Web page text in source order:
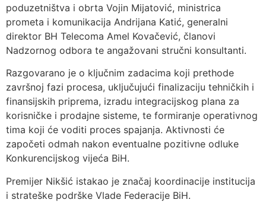
poduzetništva i obrta Vojin Mijatović, ministrica
prometa i komunikacija Andrijana Katić, generalni
direktor BH Telecoma Amel Kovačević, članovi
Nadzornog odbora te angažovani stručni konsultanti.
Razgovarano je o ključnim zadacima koji prethode
završnoj fazi procesa, uključujući finalizaciju tehničkih i
finansijskih priprema, izradu integracijskog plana za
korisničke i prodajne sisteme, te formiranje operativnog
tima koji će voditi proces spajanja. Aktivnosti će
započeti odmah nakon eventualne pozitivne odluke
Konkurencijskog vijeća BiH.
Premijer Nikšić istakao je značaj koordinacije institucija
i strateške podrške Vlade Federacije BiH.